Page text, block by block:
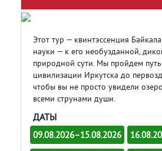
Этот тур — квинтэссенция
науки — к его необузданной,
природной сути. Мы пройдем
цивилизации Иркутска до
чтобы вы не просто увидели
всеми струнами души.
ДАТЫ
09.08.2026–15.08.2026